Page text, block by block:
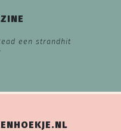
een strandhit